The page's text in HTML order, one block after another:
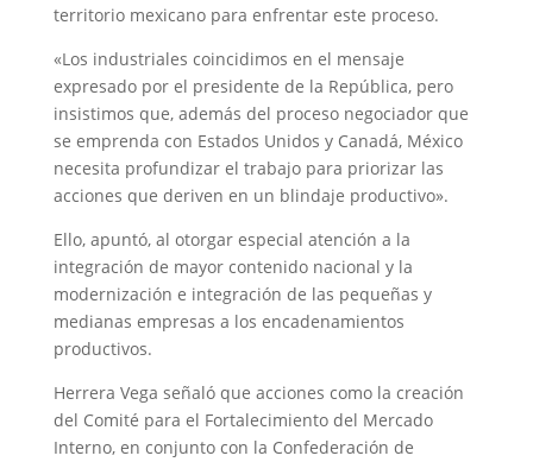
territorio mexicano para enfrentar este proceso.
«Los industriales coincidimos en el mensaje
expresado por el presidente de la República, pero
insistimos que, además del proceso negociador que
se emprenda con Estados Unidos y Canadá, México
necesita profundizar el trabajo para priorizar las
acciones que deriven en un blindaje productivo».
Ello, apuntó, al otorgar especial atención a la
integración de mayor contenido nacional y la
modernización e integración de las pequeñas y
medianas empresas a los encadenamientos
productivos.
Herrera Vega señaló que acciones como la creación
del Comité para el Fortalecimiento del Mercado
Interno, en conjunto con la Confederación de